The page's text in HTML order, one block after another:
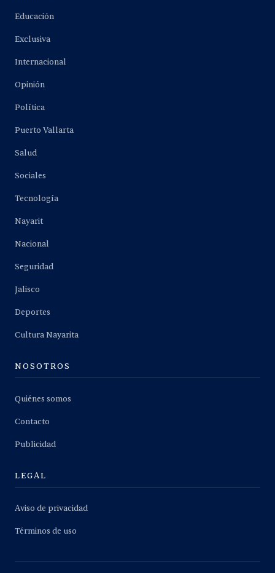
Educación
Exclusiva
Internacional
Opinión
Política
Puerto Vallarta
Salud
Sociales
Tecnología
Nayarit
Nacional
Seguridad
Jalisco
Deportes
Cultura Nayarita
NOSOTROS
Quiénes somos
Contacto
Publicidad
LEGAL
Aviso de privacidad
Términos de uso